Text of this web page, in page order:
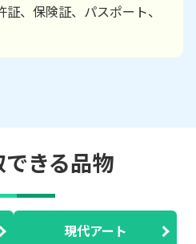
、保険証、パスポート、
きる品物
現代アート